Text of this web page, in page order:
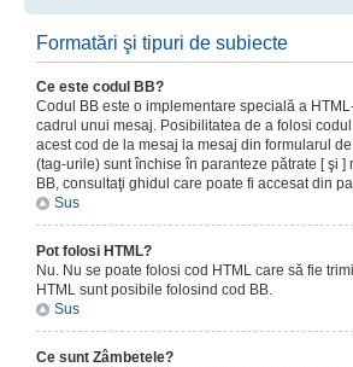
Formatări şi tipuri de subiecte
Ce este codul BB?
Codul BB este o implementare specială a
cadrul unui mesaj. Posibilitatea de a folosi
acest cod de la mesaj la mesaj din formularul
(tag-urile) sunt închise în paranteze pătrate [ şi
BB, consultaţi ghidul care poate fi accesat din
Sus
Pot folosi HTML?
Nu. Nu se poate folosi cod HTML care să fie
HTML sunt posibile folosind cod BB.
Sus
Ce sunt Zâmbetele?